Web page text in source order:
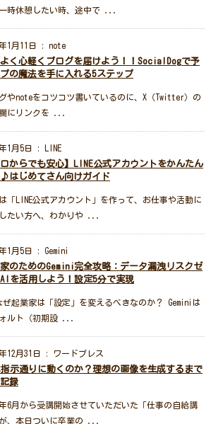
時休憩したい時、途中で ...
1月11日 : note
く心軽くブログを届けよう！！SocialDogで予
の魔法を手に入れる5ステップ
やnoteをコツコツ書いているのに、X（Twitter）の
にリンクを ...
1月5日 : LINE
ロからでも安心】LINE公式アカウントをかんたん
♪はじめてさん向けガイド
「LINE公式アカウント」を作って、お仕事や活動に
たい方へ、わかりや ...
1月5日 : Gemini
のためのGemini完全攻略：データ漏洩リスクゼ
を活用しよう！設定5分で実現
起業家は「設定」を変えるべきなのか？ Geminiは
ルト（初期設 ...
12月31日 : ワードプレス
示通りに動くのか？理想の画像を生成するまで
録
6月から受講開始させていただいた「仕事の自給講
、本日ついに卒業の ...